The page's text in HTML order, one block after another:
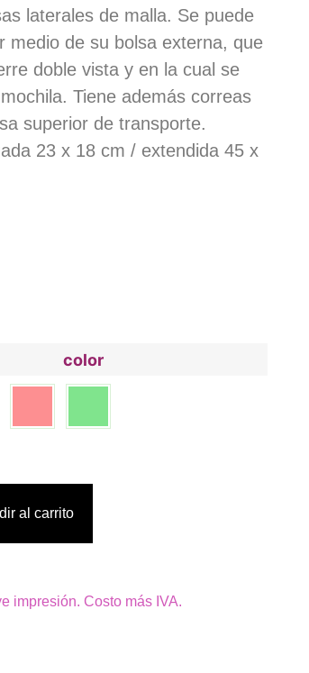
laterales de malla. Se puede
medio de su bolsa externa, que
doble vista y en la cual se
Tiene además correas
superior de transporte.
23 x 18 cm / extendida 45 x
color
al carrito
impresión. Costo más IVA.